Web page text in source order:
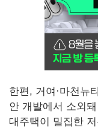
한편, 거여·마천뉴
안 개발에서 소외
대주택이 밀집한